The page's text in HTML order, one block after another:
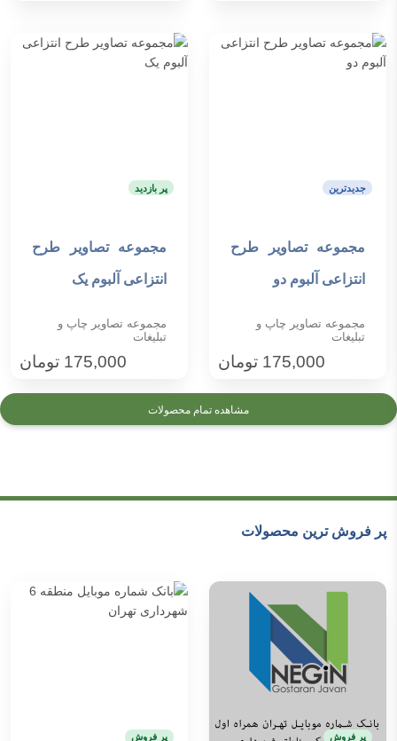
جدیدترین
افزودن به سبد خرید
مجموعه تصاویر طرح
انتزاعی آلبوم دو
مجموعه تصاویر چاپ و
تبلیغات
175,000 تومان
پر بازدید
افزودن به سبد خرید
مجموعه تصاویر طرح
انتزاعی آلبوم یک
مجموعه تصاویر چاپ و
تبلیغات
175,000 تومان
مشاهده تمام محصولات
پر فروش ترین محصولات
پر فروش پر فروش